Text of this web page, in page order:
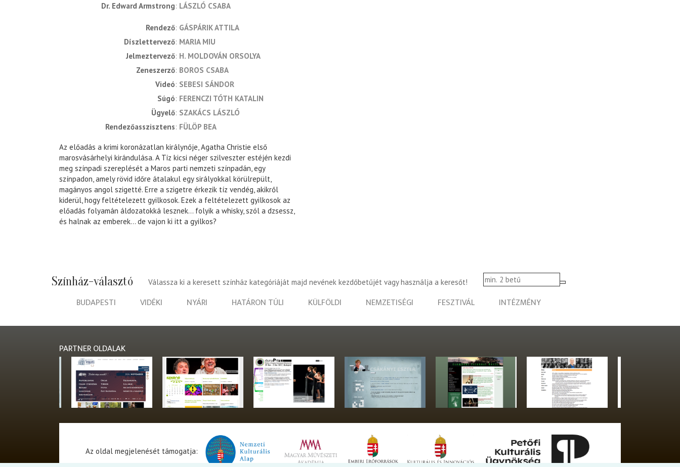
Dr. Edward Armstrong LÁSZLÓ CSABA
rendező GÁSPÁRIK ATTILA
díszlettervező MARIA MIU
jelmeztervező H. MOLDOVÁN ORSOLYA
zeneszerző BOROS CSABA
videó SEBESI SÁNDOR
súgó FERENCZI TÓTH KATALIN
ügyelő SZAKÁCS LÁSZLÓ
rendezőasszisztens FÜLÖP BEA
Az előadás a krimi koronázatlan királynője, Agatha Christie első
marosvásárhelyi kirándulása. A Tíz kicsi néger szilveszter estéjén kezdi
meg színpadi szereplését a Maros parti nemzeti színpadán, egy
színpadon, amely rövid időre átalakul egy sirályokkal körülrepült,
magányos angol szigetté. Erre a szigetre érkezik tíz vendég, akikről
kiderül, hogy feltételezett gyilkosok. Ezek a feltételezett gyilkosok az
előadás folyamán áldozatokká lesznek… folyik a whisky, szól a dzsessz,
és halnak az emberek… de vajon ki itt a gyilkos?
Színház-választó Válassza ki a keresett színház kategóriáját majd nevének kezdőbetűjét vagy használja a keresőt!
BUDAPESTI VIDÉKI NYÁRI HATÁRON TÚLI KÜLFÖLDI NEMZETISÉGI FESZTIVÁL INTÉZMÉNY
PARTNER OLDALAK
Az oldal megjelenését támogatja: